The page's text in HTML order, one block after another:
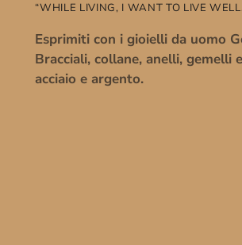
“WHILE LIVING, I WANT TO LIVE
Esprimiti con i gioielli da uomo
Bracciali, collane, anelli, gemelli
acciaio e argento.